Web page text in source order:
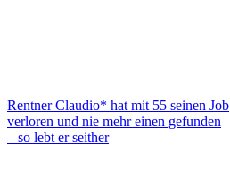
Rentner Claudio* hat mit 55 seinen Job
verloren und nie mehr einen gefunden
– so lebt er seither